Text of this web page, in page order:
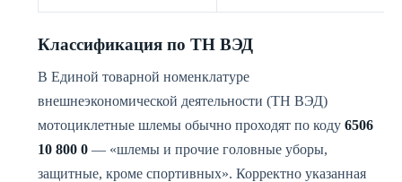
Классификация по ТН ВЭД
В Единой товарной номенклатуре
внешнеэкономической деятельности (ТН ВЭД)
мотоциклетные шлемы обычно проходят по коду 6506
10 800 0 — «шлемы и прочие головные уборы,
защитные, кроме спортивных». Корректно указанная